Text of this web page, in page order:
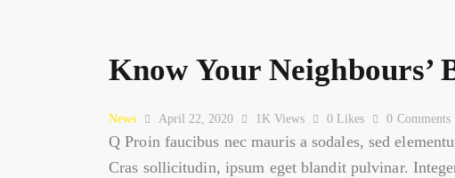
Know Your Neighbours’
News April 22, 2020 1K Views 0 Likes 0 Comments
Q Proin faucibus nec mauris a sodales, sed
Cras sollicitudin, ipsum eget blandit pulvinar.